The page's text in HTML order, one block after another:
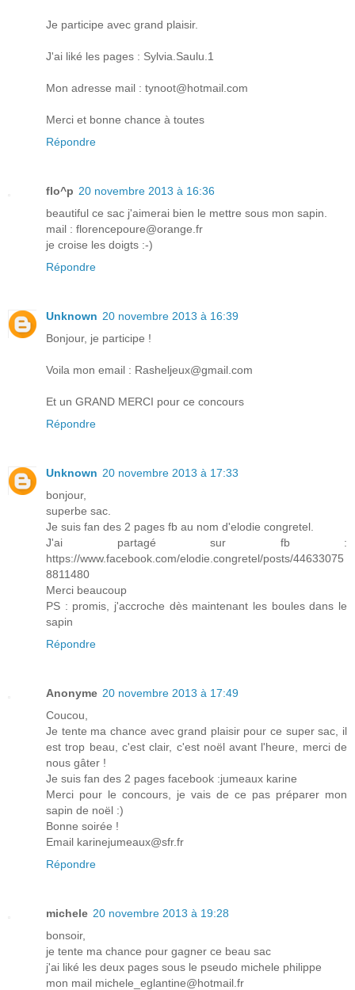
Je participe avec grand plaisir.
J'ai liké les pages : Sylvia.Saulu.1
Mon adresse mail : tynoot@hotmail.com
Merci et bonne chance à toutes
Répondre
flo^p 20 novembre 2013 à 16:36
beautiful ce sac j'aimerai bien le mettre sous mon sapin.
mail : florencepoure@orange.fr
je croise les doigts :-)
Répondre
Unknown 20 novembre 2013 à 16:39
Bonjour, je participe !
Voila mon email : Rasheljeux@gmail.com
Et un GRAND MERCI pour ce concours
Répondre
Unknown 20 novembre 2013 à 17:33
bonjour,
superbe sac.
Je suis fan des 2 pages fb au nom d'elodie congretel.
J'ai partagé sur fb :
https://www.facebook.com/elodie.congretel/posts/44633075
8811480
Merci beaucoup
PS : promis, j'accroche dès maintenant les boules dans le
sapin
Répondre
Anonyme 20 novembre 2013 à 17:49
Coucou,
Je tente ma chance avec grand plaisir pour ce super sac, il
est trop beau, c'est clair, c'est noël avant l'heure, merci de
nous gâter !
Je suis fan des 2 pages facebook :jumeaux karine
Merci pour le concours, je vais de ce pas préparer mon
sapin de noël :)
Bonne soirée !
Email karinejumeaux@sfr.fr
Répondre
michele 20 novembre 2013 à 19:28
bonsoir,
je tente ma chance pour gagner ce beau sac
j'ai liké les deux pages sous le pseudo michele philippe
mon mail michele_eglantine@hotmail.fr